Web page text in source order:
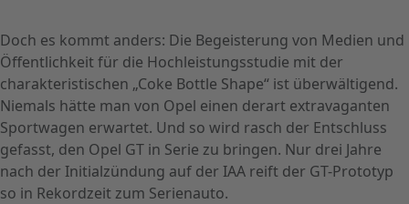
Doch es kommt anders: Die Begeisterung von Medien und
Öffentlichkeit für die Hochleistungsstudie mit der
charakteristischen „Coke Bottle Shape“ ist überwältigend.
Niemals hätte man von Opel einen derart extravaganten
Sportwagen erwartet. Und so wird rasch der Entschluss
gefasst, den Opel GT in Serie zu bringen. Nur drei Jahre
nach der Initialzündung auf der IAA reift der GT-Prototyp
so in Rekordzeit zum Serienauto.